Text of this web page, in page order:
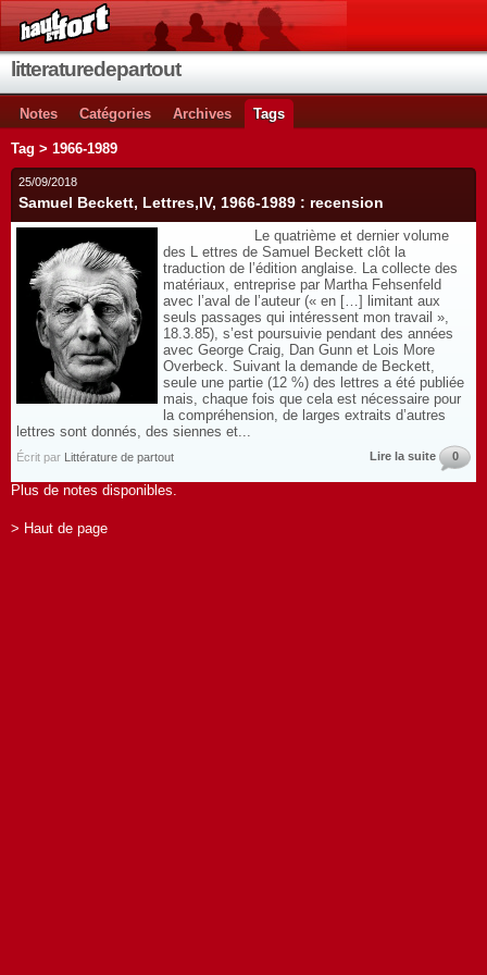
litteraturedepartout
Notes Catégories Archives Tags
Tag > 1966-1989
25/09/2018
Samuel Beckett, Lettres,IV, 1966-1989 : recension
Le quatrième et dernier volume
des L ettres de Samuel Beckett clôt la
traduction de l’édition anglaise. La collecte des
matériaux, entreprise par Martha Fehsenfeld
avec l’aval de l’auteur (« en […] limitant aux
seuls passages qui intéressent mon travail »,
18.3.85), s’est poursuivie pendant des années
avec George Craig, Dan Gunn et Lois More
Overbeck. Suivant la demande de Beckett,
seule une partie (12 %) des lettres a été publiée
mais, chaque fois que cela est nécessaire pour
la compréhension, de larges extraits d’autres
lettres sont donnés, des siennes et...
Écrit par Littérature de partout Lire la suite 0
Plus de notes disponibles.
> Haut de page